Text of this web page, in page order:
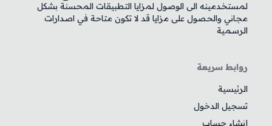
لمستخدمينه الى الوصول لمزايا التطبيقات المحسنة بشكل
مجاني والحصول على مزايا قد لا تكون متاحة في اصدارات
الرسمية
روابط سريعة
الرئيسية
تسجيل الدخول
إنشاء حساب